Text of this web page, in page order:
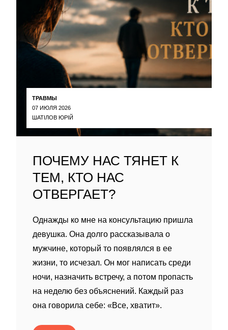
ТРАВМЫ
07 ИЮЛЯ 2026
ШАТІЛОВ ЮРІЙ
ПОЧЕМУ НАС ТЯНЕТ К
ТЕМ, КТО НАС
ОТВЕРГАЕТ?
Однажды ко мне на консультацию пришла
девушка. Она долго рассказывала о
мужчине, который то появлялся в ее
жизни, то исчезал. Он мог написать среди
ночи, назначить встречу, а потом пропасть
на неделю без объяснений. Каждый раз
она говорила себе: «Все, хватит».